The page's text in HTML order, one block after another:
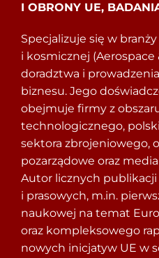
I OBRONY UE,
Specjalizuje się w
i kosmicznej (Aerospace
doradztwa i
biznesu. Jego
obejmuje firmy z
technologicznego,
sektora zbrojeniowego,
pozarządowe oraz
Autor licznych
i prasowych, m.in.
naukowej na temat
oraz kompleksowego
nowych inicjatyw UE w